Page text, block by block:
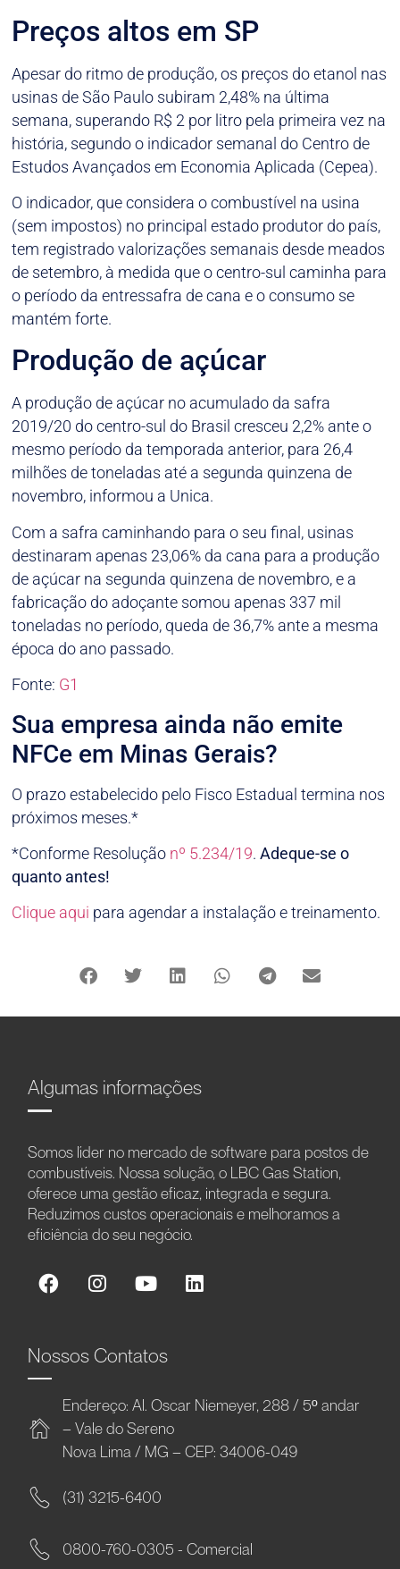
Preços altos em SP
Apesar do ritmo de produção, os preços do etanol nas
usinas de São Paulo subiram 2,48% na última
semana, superando R$ 2 por litro pela primeira vez na
história, segundo o indicador semanal do Centro de
Estudos Avançados em Economia Aplicada (Cepea).
O indicador, que considera o combustível na usina
(sem impostos) no principal estado produtor do país,
tem registrado valorizações semanais desde meados
de setembro, à medida que o centro-sul caminha para
o período da entressafra de cana e o consumo se
mantém forte.
Produção de açúcar
A produção de açúcar no acumulado da safra
2019/20 do centro-sul do Brasil cresceu 2,2% ante o
mesmo período da temporada anterior, para 26,4
milhões de toneladas até a segunda quinzena de
novembro, informou a Unica.
Com a safra caminhando para o seu final, usinas
destinaram apenas 23,06% da cana para a produção
de açúcar na segunda quinzena de novembro, e a
fabricação do adoçante somou apenas 337 mil
toneladas no período, queda de 36,7% ante a mesma
época do ano passado.
Fonte: G1
Sua empresa ainda não emite
NFCe em Minas Gerais?
O prazo estabelecido pelo Fisco Estadual termina nos
próximos meses.*
*Conforme Resolução nº 5.234/19.Adeque-se o
quanto antes!
Clique aqui para agendar a instalação e treinamento.
Algumas informações
Somos líder no mercado de software para postos de
combustíveis. Nossa solução, o LBC Gas Station,
oferece uma gestão eficaz, integrada e segura.
Reduzimos custos operacionais e melhoramos a
eficiência do seu negócio.
Nossos Contatos
Endereço: Al. Oscar Niemeyer, 288 / 5º andar
– Vale do Sereno
Nova Lima / MG – CEP: 34006-049
(31) 3215-6400
0800-760-0305 - Comercial